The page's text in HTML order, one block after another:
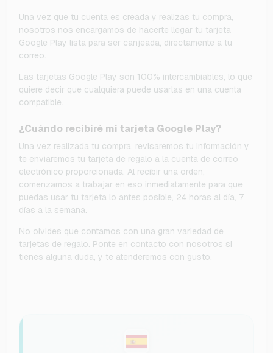
Una vez que tu cuenta es creada y realizas tu compra,
nosotros nos encargamos de hacerte llegar tu tarjeta
Google Play lista para ser canjeada, directamente a tu
correo.
Las tarjetas Google Play son 100% intercambiables, lo que
quiere decir que cualquiera puede usarlas en una cuenta
compatible.
¿Cuándo recibiré mi tarjeta Google Play?
Una vez realizada tu compra, revisaremos tu información y
te enviaremos tu tarjeta de regalo a la cuenta de correo
electrónico proporcionada. Al recibir una orden,
comenzamos a trabajar en eso inmediatamente para que
puedas usar tu tarjeta lo antes posible, 24 horas al día, 7
días a la semana.
No olvides que contamos con una gran variedad de
tarjetas de regalo. Ponte en contacto con nosotros si
tienes alguna duda, y te atenderemos con gusto.